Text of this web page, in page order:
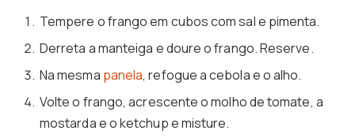
Tempere o frango em cubos com sal e pimenta.
Derreta a manteiga e doure o frango. Reserve.
Na mesma panela, refogue a cebola e o alho.
Volte o frango, acrescente o molho de tomate, a
mostarda e o ketchup e misture.